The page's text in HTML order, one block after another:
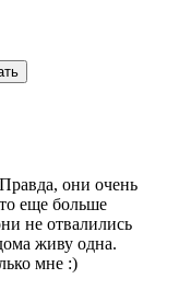
они очень
еще больше
не отвалились
живу одна.
мне :)